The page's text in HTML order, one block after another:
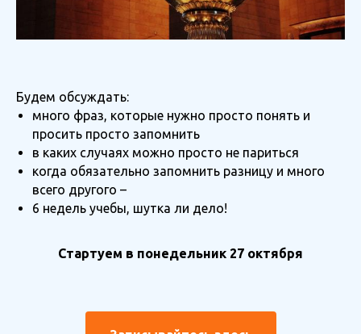
Будем обсуждать:
много фраз, которые нужно просто понять и
просить просто запомнить
в каких случаях можно просто не париться
когда обязательно запомнить разницу и много
всего другого –
6 недель учебы, шутка ли дело!
Стартуем в понедельник 27 октября